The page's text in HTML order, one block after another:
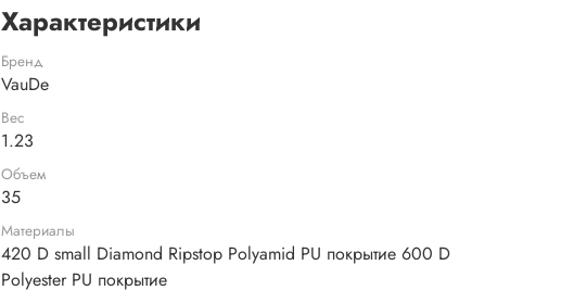
Характеристики
Бренд
VauDe
Вес
1.23
Объем
35
Материалы
420 D small Diamond Ripstop Polyamid PU покрытие 600 D
Polyester PU покрытие